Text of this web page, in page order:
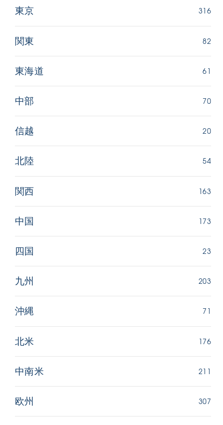
東京 316
関東 82
東海道 61
中部 70
信越 20
北陸 54
関西 163
中国 173
四国 23
九州 203
沖縄 71
北米 176
中南米 211
欧州 307